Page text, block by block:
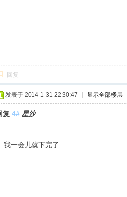
回复
发表于 2014-1-31 22:30:47 显示全部楼层
复 4# 星沙
我一会儿就下完了